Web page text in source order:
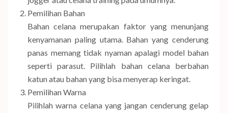
Pemilihan Bahan
Bahan celana merupakan faktor yang menunjang
kenyamanan paling utama. Bahan yang cenderung
panas memang tidak nyaman apalagi model bahan
seperti parasut. Pilihlah bahan celana berbahan
katun atau bahan yang bisa menyerap keringat.
Pemilihan Warna
Pilihlah warna celana yang jangan cenderung gelap